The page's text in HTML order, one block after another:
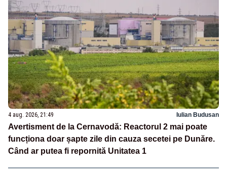
4 aug. 2026, 21:49 Iulian Budusan
Avertisment de la Cernavodă: Reactorul 2 mai poate
funcționa doar șapte zile din cauza secetei pe Dunăre.
Când ar putea fi repornită Unitatea 1